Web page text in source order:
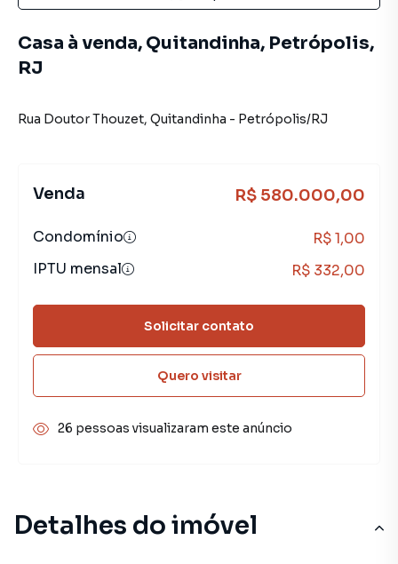
Detalhes do imóvel
Casa à venda, Quitandinha, Petrópolis,
RJ
Rua Doutor Thouzet, Quitandinha - Petrópolis/RJ
Venda R$ 580.000,00
Condomínio
R$ 1,00
IPTU mensal
R$ 332,00
Solicitar contato
Quero visitar
26 pessoas visualizaram este anúncio